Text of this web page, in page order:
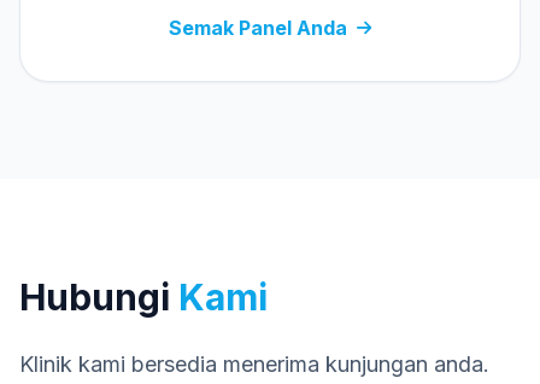
Semak Panel Anda
Hubungi Kami
Klinik kami bersedia menerima kunjungan anda.